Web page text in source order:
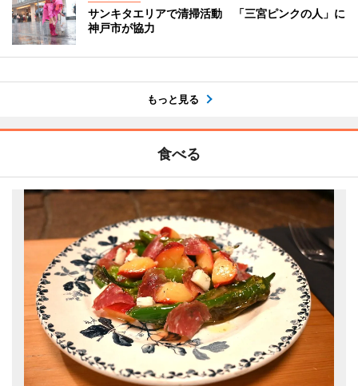
サンキタエリアで清掃活動 「三宮ピンクの人」に
神戸市が協力
もっと見る
食べる